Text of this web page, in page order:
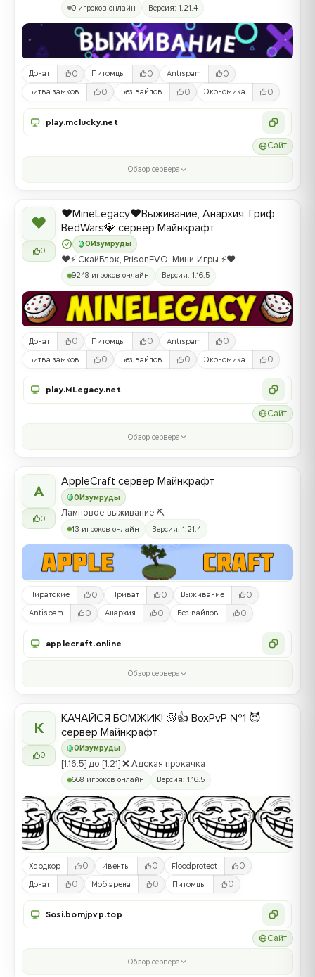
0 игроков онлайн Версия: 1.21.4
Донат 0 Питомцы 0 Antispam 0
Битва замков 0 Без вайпов 0 Экономика 0
play.mclucky.net
Сайт
Обзор сервера
❤
0
0 Изумруды
❤️MineLegacy❤️Выживание, Анархия, Гриф,
BedWars💎 сервер Майнкрафт
❤️⚡️ СкайБлок, PrisonEVO, Мини-Игры ⚡️❤️
9248 игроков онлайн Версия: 1.16.5
Донат 0 Питомцы 0 Antispam 0
Битва замков 0 Без вайпов 0 Экономика 0
play.MLegacy.net
Сайт
Обзор сервера
A
0
0Изумруды
AppleCraft сервер Майнкрафт
Ламповое выживание ⛏️
13 игроков онлайн Версия: 1.21.4
Пиратские 0 Приват 0 Выживание 0
Antispam 0 Анархия 0 Без вайпов 0
applecraft.online
Обзор сервера
К
0
0 Изумруды
КАЧАЙСЯ БОМЖИК! 🐷👍 BoxPvP №1 😈
сервер Майнкрафт
[1.16.5] до [1.21] ❌ Адская прокачка
668 игроков онлайн Версия: 1.16.5
Хардкор 0 Ивенты 0 Floodprotect 0
Донат 0 Моб арена 0 Питомцы 0
Sosi.bomjpvp.top
Сайт
Обзор сервера